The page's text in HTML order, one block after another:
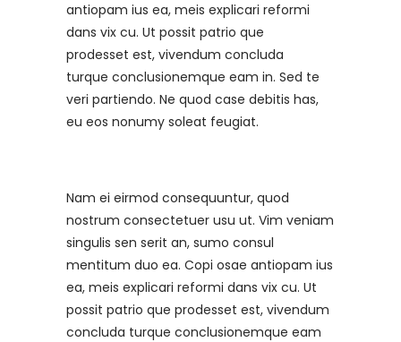
antiopam ius ea, meis explicari reformi
dans vix cu. Ut possit patrio que
prodesset est, vivendum concluda
turque conclusionemque eam in. Sed te
veri partiendo. Ne quod case debitis has,
eu eos nonumy soleat feugiat.
Nam ei eirmod consequuntur, quod
nostrum consectetuer usu ut. Vim veniam
singulis sen serit an, sumo consul
mentitum duo ea. Copi osae antiopam ius
ea, meis explicari reformi dans vix cu. Ut
possit patrio que prodesset est, vivendum
concluda turque conclusionemque eam